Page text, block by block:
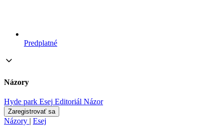
Predplatné
Názory
Hyde park Esej Editoriál Názor
Zaregistrovať sa
Názory | Esej